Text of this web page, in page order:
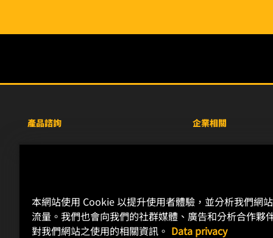
產品諮詢
賽車產品
企業相關
職涯發展
隱私政策
本網站使用 Cookie 以提升使用者體驗，並分析我們網
流量。我們也會向我們的社群媒體、廣告和分析合作夥
對我們網站之使用的相關資訊。 Data privacy